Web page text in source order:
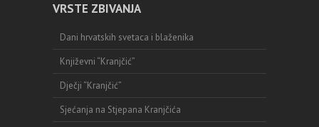
VRSTE ZBIVANJA
Dani hrvatskih svetaca i blaženika
Književni “Kranjčić”
Dječji “Kranjčić”
Sjećanja na Stjepana Kranjčića